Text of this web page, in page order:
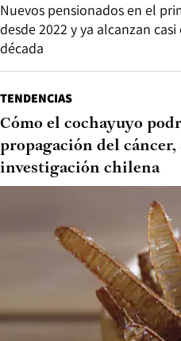
Nuevos pensionados en el
desde 2022 y ya alcanzan
década
TENDENCIAS
Cómo el cochayuyo
propagación del cáncer,
investigación chilena